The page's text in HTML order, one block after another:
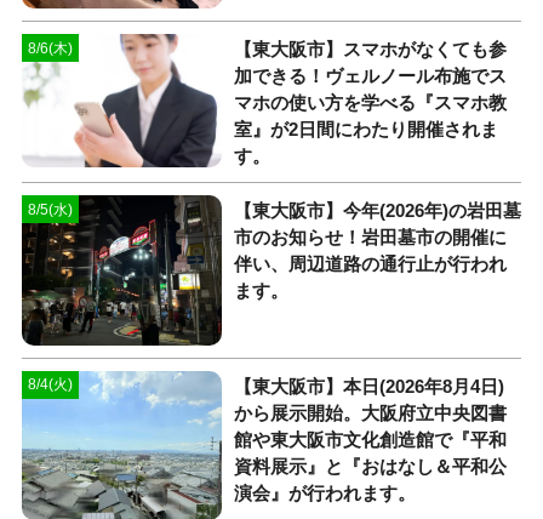
8/6(木)
【東大阪市】スマホがなくても参
加できる！ヴェルノール布施でス
マホの使い方を学べる『スマホ教
室』が2日間にわたり開催されま
す。
8/5(水)
【東大阪市】今年(2026年)の岩田墓
市のお知らせ！岩田墓市の開催に
伴い、周辺道路の通行止が行われ
ます。
8/4(火)
【東大阪市】本日(2026年8月4日)
から展示開始。大阪府立中央図書
館や東大阪市文化創造館で『平和
資料展示』と『おはなし＆平和公
演会』が行われます。